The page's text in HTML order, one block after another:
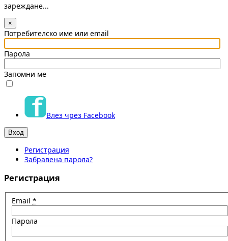
зареждане...
×
Потребителско име или email
Парола
Запомни ме
Влез чрез Facebook
Регистрация
Забравена парола?
Регистрация
Email *
Парола